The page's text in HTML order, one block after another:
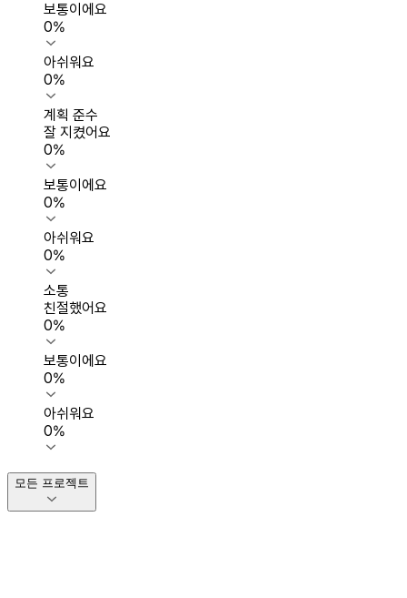
보통이에요
0%
아쉬워요
0%
계획 준수
잘 지켰어요
0%
보통이에요
0%
아쉬워요
0%
소통
친절했어요
0%
보통이에요
0%
아쉬워요
0%
모든 프로젝트